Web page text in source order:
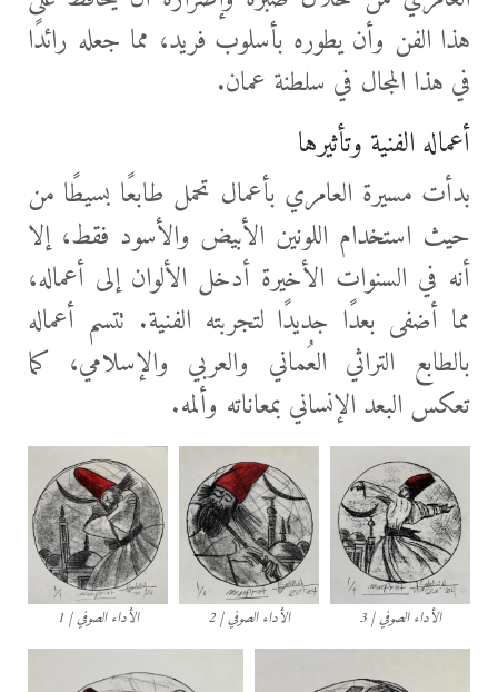
هذا الفن وأن يطوره بأسلوب فريد، مما جعله رائدًا
في هذا المجال في سلطنة عمان.
أعماله الفنية وتأثيرها
بدأت مسيرة العامري بأعمال تحمل طابعًا بسيطًا من
حيث استخدام اللونين الأبيض والأسود فقط، إلا
أنه في السنوات الأخيرة أدخل الألوان إلى أعماله،
مما أضفى بعدًا جديدًا لتجربته الفنية. تتسم أعماله
بالطابع التراثي العُماني والعربي والإسلامي، كما
تعكس البعد الإنساني بمعاناته وألمه.
الأداء الصوفي | 3 الأداء الصوفي | 2 الأداء الصوفي | 1